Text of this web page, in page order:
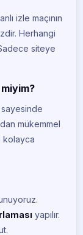
izle maçının
Herhangi
siteye
sayesinde
mükemmel
kolayca
yapılır.